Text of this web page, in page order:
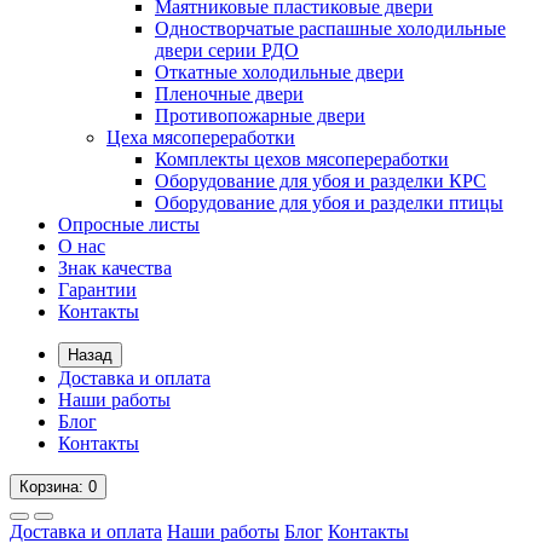
Маятниковые пластиковые двери
Одностворчатые распашные холодильные
двери серии РДО
Откатные холодильные двери
Пленочные двери
Противопожарные двери
Цеха мясопереработки
Комплекты цехов мясопереработки
Оборудование для убоя и разделки КРС
Оборудование для убоя и разделки птицы
Опросные листы
О нас
Знак качества
Гарантии
Контакты
Назад
Доставка и оплата
Наши работы
Блог
Контакты
Корзина: 0
Доставка и оплата Наши работы Блог Контакты